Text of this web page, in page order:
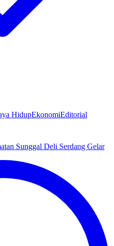
HidupEkonomiEditorial
Sunggal Deli Serdang Gelar